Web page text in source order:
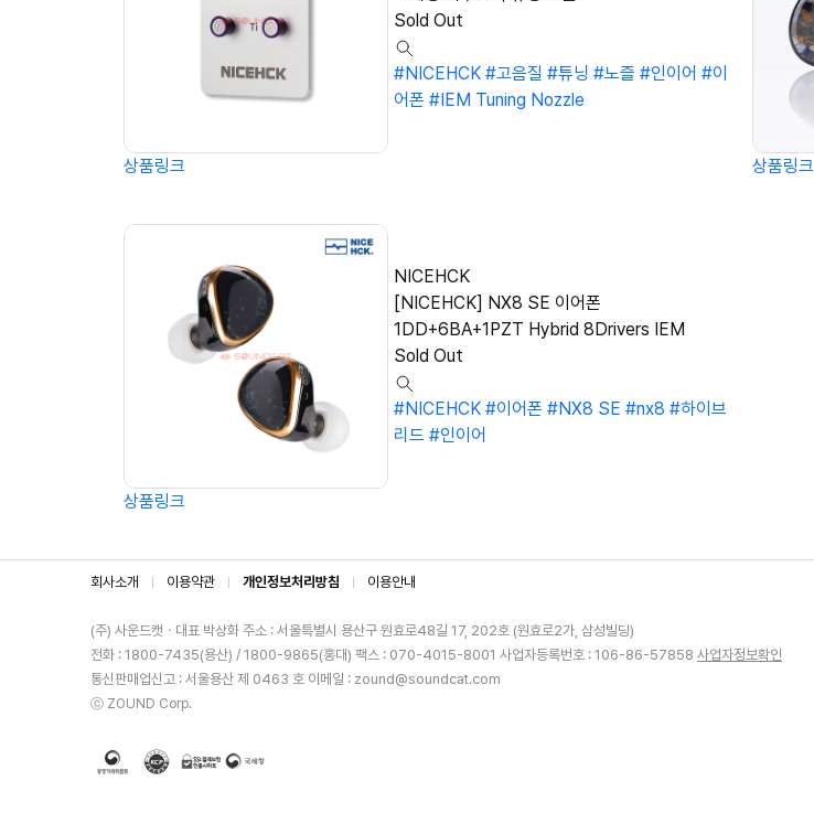
Sold Out
#NICEHCK #고음질 #튜닝 #노즐 #인이어 #이
어폰 #IEM Tuning Nozzle
상품링크 상품링크
NICEHCK
[NICEHCK] NX8 SE 이어폰
1DD+6BA+1PZT Hybrid 8Drivers IEM
Sold Out
#NICEHCK #이어폰 #NX8 SE #nx8 #하이브
리드 #인이어
상품링크
회사소개 이용약관 개인정보처리방침 이용안내
(주) 사운드캣ㆍ대표 박상화 주소 : 서울특별시 용산구 원효로48길 17, 202호 (원효로2가, 삼성빌딩)
전화 : 1800-7435(용산) / 1800-9865(홍대) 팩스 : 070-4015-8001 사업자등록번호 : 106-86-57858 사업자정보확인
통신판매업신고 : 서울용산 제 0463 호 이메일 : zound@soundcat.com
ⓒ ZOUND Corp.